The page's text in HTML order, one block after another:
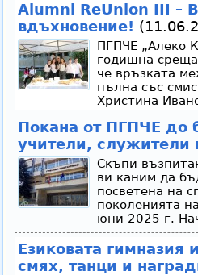
Alumni ReUnion III –
вдъхновение!
ПГПЧЕ „Алеко
годишна
че връзката
пълна със
Христина
Покана от ПГПЧЕ до
учители, служители
Скъпи
ви каним да
посветена на
поколенията
юни 2025 г.
Езиковата гимназия
смях, танци и